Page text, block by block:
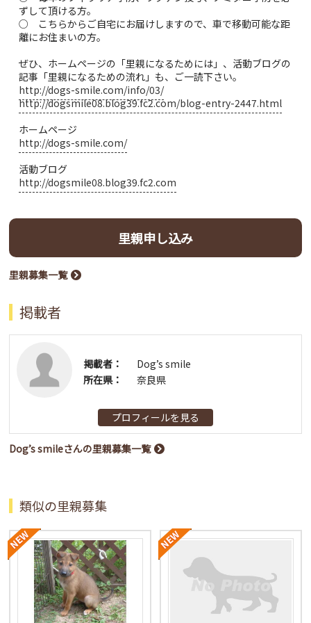
ずして頂ける方。
○ こちらからご自宅にお届けしますので、車で移動可能な距
離にお住まいの方。
ぜひ、ホームページの「里親になるためには」、活動ブログの
記事「里親になるための流れ」も、ご一読下さい。
http://dogs-smile.com/info/03/
http://dogsmile08.blog39.fc2.com/blog-entry-2447.html
ホームページ
http://dogs-smile.com/
活動ブログ
http://dogsmile08.blog39.fc2.com
里親申し込み
里親募集一覧
掲載者
掲載者：
Dog’s smile
所在県：
奈良県
プロフィールを見る
Dog’s smileさんの里親募集一覧
類似の里親募集